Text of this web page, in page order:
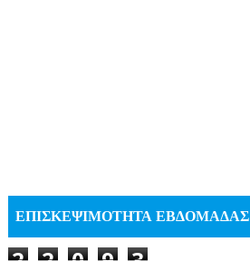
ΕΠΙΣΚΕΨΙΜΟΤΗΤΑ ΕΒΔΟΜΑΔΑΣ